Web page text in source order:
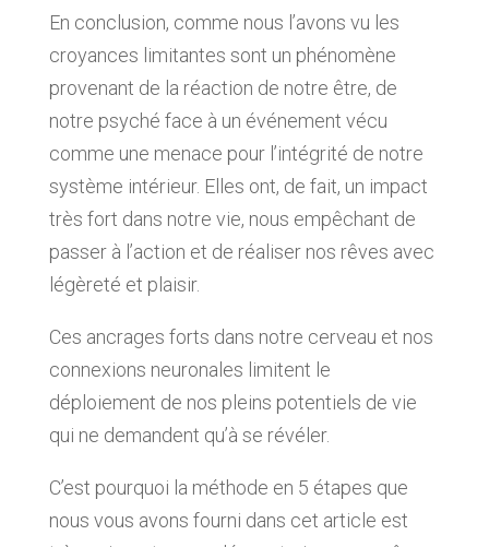
En conclusion, comme nous l’avons vu les
croyances limitantes sont un phénomène
provenant de la réaction de notre être, de
notre psyché face à un événement vécu
comme une menace pour l’intégrité de notre
système intérieur. Elles ont, de fait, un impact
très fort dans notre vie, nous empêchant de
passer à l’action et de réaliser nos rêves avec
légèreté et plaisir.
Ces ancrages forts dans notre cerveau et nos
connexions neuronales limitent le
déploiement de nos pleins potentiels de vie
qui ne demandent qu’à se révéler.
C’est pourquoi la méthode en 5 étapes que
nous vous avons fourni dans cet article est